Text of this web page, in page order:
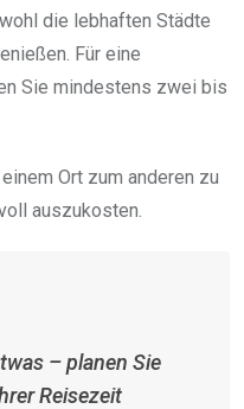
die lebhaften Städte
Für eine
Sie mindestens zwei bis
Ort zum anderen zu
auszukosten.
– planen Sie
Reisezeit